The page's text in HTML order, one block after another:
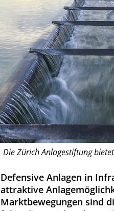
Die Zürich Anlagestiftung
Defensive Anlagen in
attraktive
Marktbewegungen sind